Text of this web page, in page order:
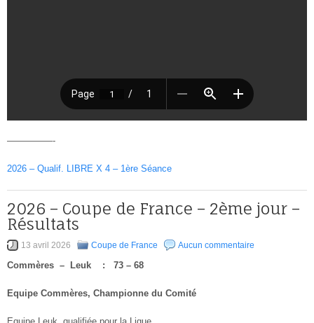
—————-
2026 – Qualif. LIBRE X 4 – 1ère Séance
2026 – Coupe de France – 2ème jour –
Résultats
13 avril 2026 Coupe de France Aucun commentaire
Commères – Leuk : 73 – 68
Equipe Commères, Championne du Comité